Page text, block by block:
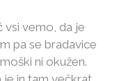
vsi vemo, da je
pa se bradavice
ni okužen.